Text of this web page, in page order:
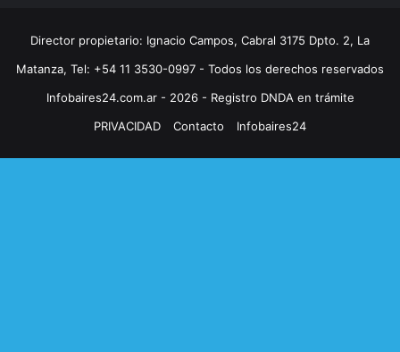
Director propietario: Ignacio Campos, Cabral 3175 Dpto. 2, La
Matanza, Tel: +54 11 3530-0997 - Todos los derechos reservados
Infobaires24.com.ar - 2026 - Registro DNDA en trámite
PRIVACIDAD
Contacto Infobaires24